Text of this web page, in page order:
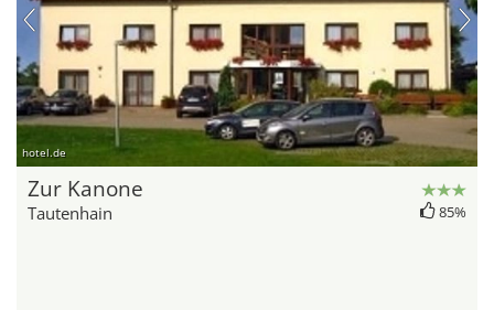
hotel.de
Zur Kanone
Tautenhain 85%